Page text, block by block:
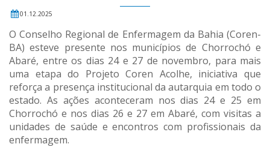
01.12.2025
O Conselho Regional de Enfermagem da Bahia (Coren-
BA) esteve presente nos municípios de Chorrochó e
Abaré, entre os dias 24 e 27 de novembro, para mais
uma etapa do Projeto Coren Acolhe, iniciativa que
reforça a presença institucional da autarquia em todo o
estado. As ações aconteceram nos dias 24 e 25 em
Chorrochó e nos dias 26 e 27 em Abaré, com visitas a
unidades de saúde e encontros com profissionais da
enfermagem.